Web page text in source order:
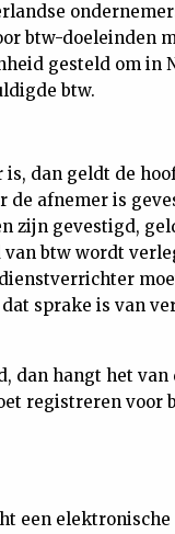
btw-doeleinden
gesteld om in
btw.
dan geldt de
de afnemer is
zijn gevestigd,
btw wordt
sprake is van
dan hangt het
registreren voor
een